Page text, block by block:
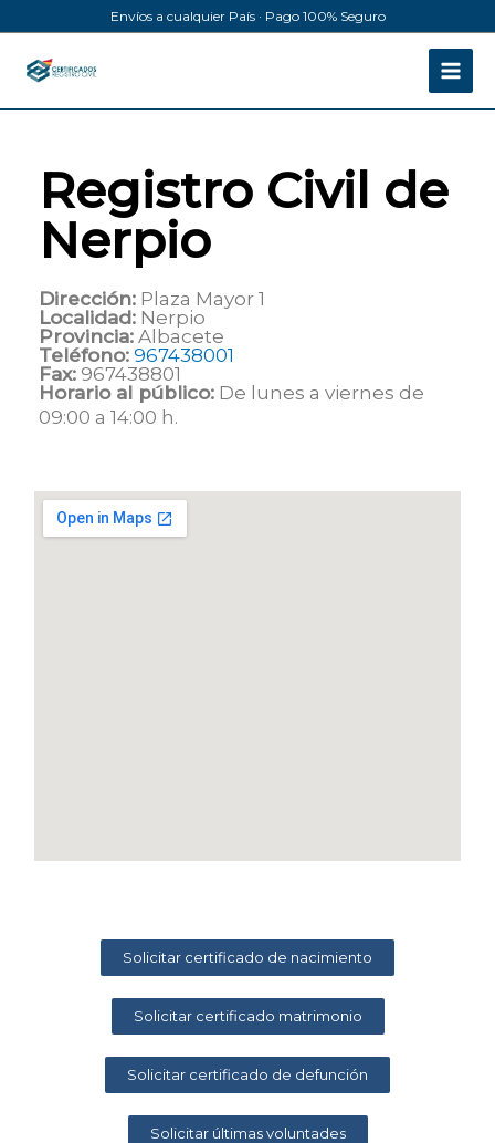
al
contenido
Envíos a cualquier País · Pago 100% Seguro
Registro Civil de
Nerpio
Dirección: Plaza Mayor 1
Localidad: Nerpio
Provincia: Albacete
Teléfono: 967438001
Fax: 967438801
Horario al público: De lunes a viernes de
09:00 a 14:00 h.
Solicitar certificado de nacimiento
Solicitar certificado matrimonio
Solicitar certificado de defunción
Solicitar últimas voluntades